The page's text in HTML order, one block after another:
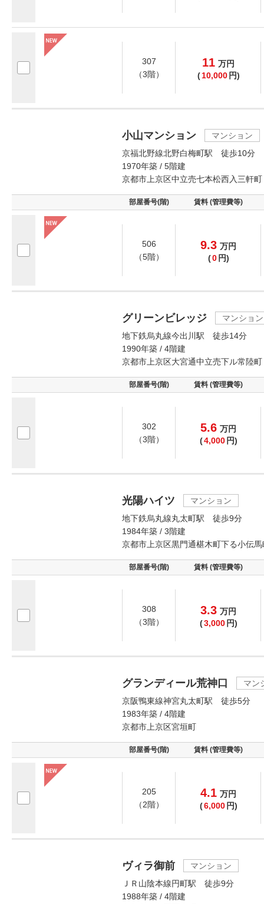
307
（3階）
11 万円
( 10,000 円)
小山マンション
マンション
京福北野線北野白梅町駅 徒歩10分
1970年築 / 5階建
京都市上京区中立売七本松西入三軒町
部屋番号(階) 賃料 (管理費等)
506
（5階）
9.3 万円
(0 円)
グリーンビレッジ
マンション
地下鉄烏丸線今出川駅 徒歩14分
1990年築 / 4階建
京都市上京区大宮通中立売下ル常陸町
部屋番号(階) 賃料 (管理費等)
302
（3階）
5.6 万円
(4,000 円)
光陽ハイツ
マンション
地下鉄烏丸線丸太町駅 徒歩9分
1984年築 / 3階建
京都市上京区黒門通椹木町下る小伝馬
部屋番号(階) 賃料 (管理費等)
308
（3階）
3.3 万円
(3,000 円)
グランディール荒神口
マン
京阪鴨東線神宮丸太町駅 徒歩5分
1983年築 / 4階建
京都市上京区宮垣町
部屋番号(階) 賃料 (管理費等)
205
（2階）
4.1 万円
(6,000 円)
ヴィラ御前
マンション
ＪＲ山陰本線円町駅 徒歩9分
1988年築 / 4階建